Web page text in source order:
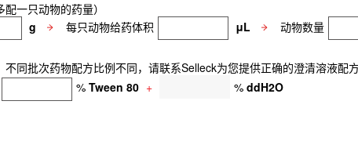
一只动物的药量）
g 每只动物给药体积 μL 动物数量
同批次药物配方比例不同，请联系Selleck为您提供正确的澄清溶液配
% Tween 80 + % ddH2O